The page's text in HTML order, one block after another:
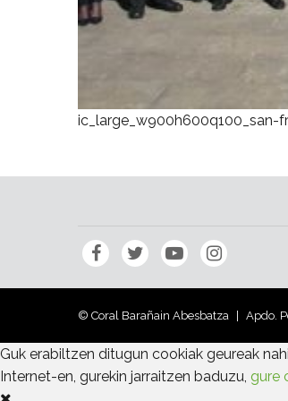
ic_large_w900h600q100_san-
© Coral Barañain Abesbatza Apdo.
Guk erabiltzen ditugun cookiak geureak
Internet-en, gurekin jarraitzen baduzu, gure